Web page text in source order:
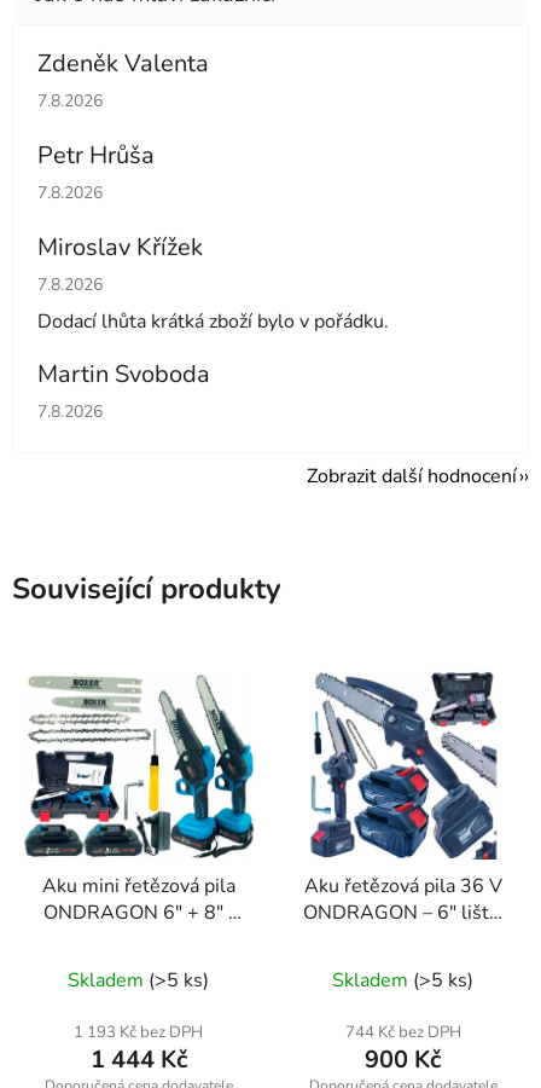
Zdeněk Valenta
Hodnocení obchodu je 5 z 5 hvězdiček.
7.8.2026
Petr Hrůša
Hodnocení obchodu je 5 z 5 hvězdiček.
7.8.2026
Miroslav Křížek
Hodnocení obchodu je 5 z 5 hvězdiček.
7.8.2026
Dodací lhůta krátká zboží bylo v pořádku.
Martin Svoboda
Hodnocení obchodu je 5 z 5 hvězdiček.
7.8.2026
Zobrazit další hodnocení
Související produkty
Aku mini řetězová pila
ONDRAGON 6" + 8" |
kompletní sada
hodnocení
produktu
je
Skladem (>5 ks)
1 193 Kč bez DPH
1 444 Kč
Aku řetězová pila 36 V
ONDRAGON – 6″ lišta,
hodnocení
produktu
je
Skladem (>5 ks)
744 Kč bez DPH
900 Kč